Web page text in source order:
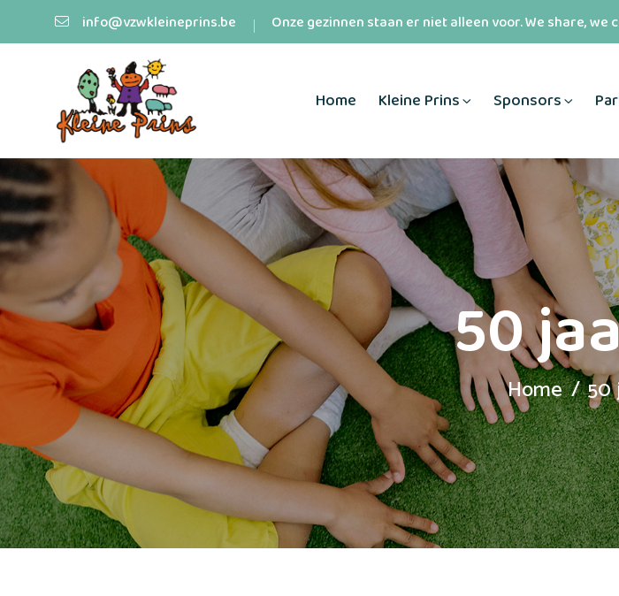
info@vzwkleineprins.be Onze gezinnen staan er niet alleen voor. We share, we
Home Kleine Prins Sponsors
50
Home 50